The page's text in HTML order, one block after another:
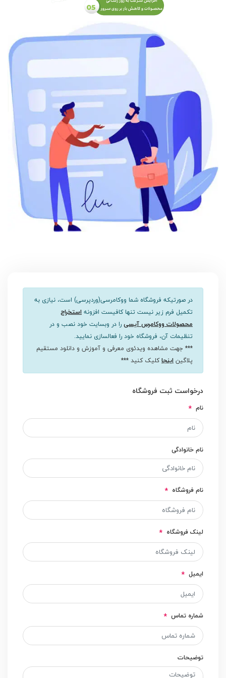
در صورتیکه فروشگاه شما ووکامرسی(وردپرسی) است، نیازی به
تکمیل فرم زیر نیست تنها کافیست افزونهاستخراج
محصولات ووکامرس آیسیرا در وبسایت خود نصب و در
تنظیمات آن، فروشگاه خود را فعالسازی نمایید.
*** جهت مشاهده ویدئوی معرفی و آموزش و دانلود مستقیم
پلاگیناینجاکلیک کنید ***
درخواست ثبت فروشگاه
نام
نام خانوادگی
نام فروشگاه
لینک فروشگاه
ایمیل
شماره تماس
توضیحات